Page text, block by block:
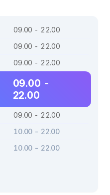
09.00 - 22.00
09.00 - 22.00
09.00 - 22.00
09.00 -
22.00
09.00 - 22.00
10.00 - 22.00
10.00 - 22.00